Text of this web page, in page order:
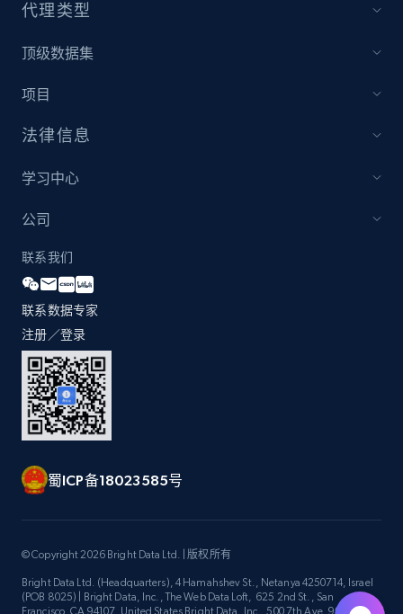
代理类型
顶级数据集
项目
法律信息
学习中心
公司
联系我们
联系数据专家
注册／登录
蜀ICP备18023585号
© Copyright 2026 Bright Data Ltd. | 版权所有
Bright Data Ltd. (Headquarters), 4 Hamahshev St., Netanya 4250714, Israel
(POB 8025) | Bright Data, Inc., The Web Data Loft, 625 2nd St., San
Francisco, CA 94107, United States Bright Data, Inc., 500 7th Ave, 9th Floor